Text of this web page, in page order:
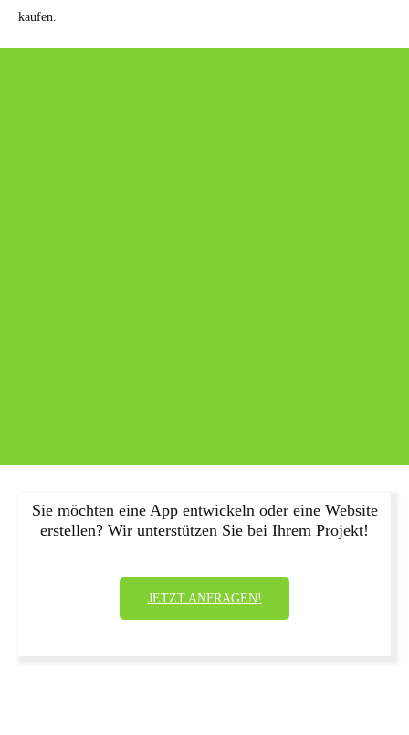
kaufen.
Sie möchten eine App entwickeln oder eine Website
erstellen? Wir unterstützen Sie bei Ihrem Projekt!
JETZT ANFRAGEN!